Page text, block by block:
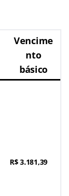
Vencime
nto
básico
R$ 3.181,39